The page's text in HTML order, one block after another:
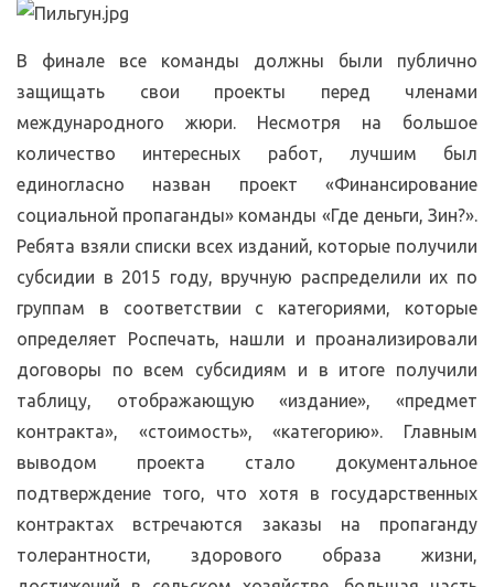
В финале все команды должны были публично
защищать свои проекты перед членами
международного жюри. Несмотря на большое
количество интересных работ, лучшим был
единогласно назван проект «Финансирование
социальной пропаганды» команды «Где деньги, Зин?».
Ребята взяли списки всех изданий, которые получили
субсидии в 2015 году, вручную распределили их по
группам в соответствии с категориями, которые
определяет Роспечать, нашли и проанализировали
договоры по всем субсидиям и в итоге получили
таблицу, отображающую «издание», «предмет
контракта», «стоимость», «категорию». Главным
выводом проекта стало документальное
подтверждение того, что хотя в государственных
контрактах встречаются заказы на пропаганду
толерантности, здорового образа жизни,